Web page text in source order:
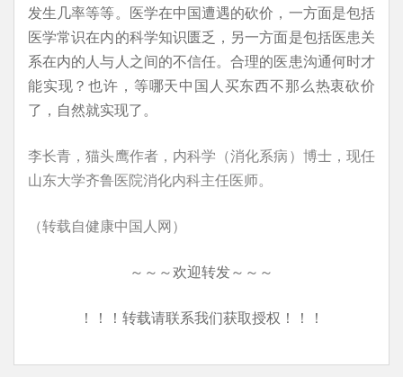
发生几率等等。医学在中国遭遇的砍价，一方面是包括
医学常识在内的科学知识匮乏，另一方面是包括医患关
系在内的人与人之间的不信任。合理的医患沟通何时才
能实现？也许，等哪天中国人买东西不那么热衷砍价
了，自然就实现了。
李长青，猫头鹰作者，内科学（消化系病）博士，现任
山东大学齐鲁医院消化内科主任医师。
（转载自健康中国人网）
～～～欢迎转发～～～
！！！转载请联系我们获取授权！！！